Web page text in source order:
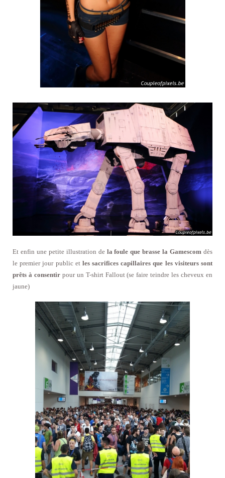
Et enfin une petite illustration de la foule que brasse la Gamescom dès
le premier jour public et les sacrifices capillaires que les visiteurs sont
prêts à consentirpour un T-shirt Fallout (se faire teindre les cheveux en
jaune)